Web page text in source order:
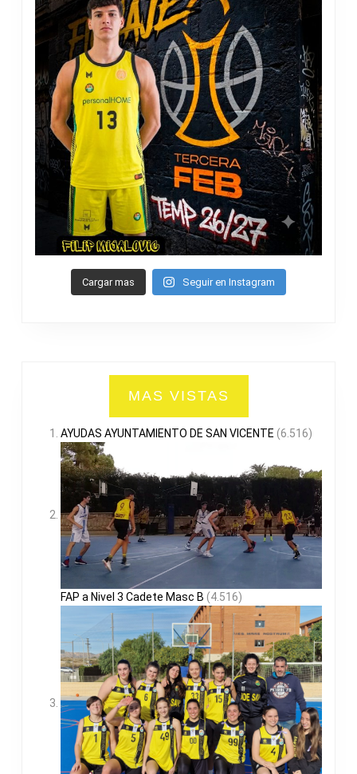
Cargar mas Seguir en Instagram
MAS VISTAS
AYUDAS AYUNTAMIENTO DE SAN VICENTE (6.516)
FAP a Nivel 3 Cadete Masc B (4.516)